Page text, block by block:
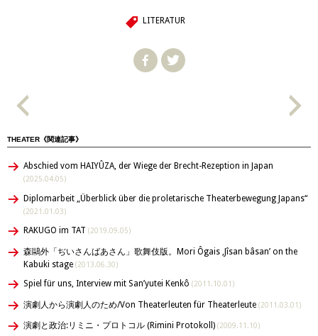
LITERATUR
THEATER《関連記事》
Abschied vom HAIYÛZA, der Wiege der Brecht-Rezeption in Japan
(2025.04.05)
Diplomarbeit „Überblick über die proletarische Theaterbewegung Japans“
(2021.01.03)
RAKUGO im TAT (2019.09.05)
森鷗外「ぢいさんばあさん」歌舞伎版。Mori Ôgais ‚Jîsan bâsan’ on the
Kabuki stage (2013.06.30)
Spiel für uns, Interview mit San’yutei Kenkô (2011.10.01)
演劇人から演劇人のため/Von Theaterleuten für Theaterleute (2011.03.01)
演劇と政治:リミニ・プロトコル (Rimini Protokoll) (2009.11.10)